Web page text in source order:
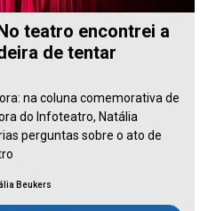
teatro encontrei a
de tentar
na coluna comemorativa de
do Infoteatro, Natália
perguntas sobre o ato de
Beukers